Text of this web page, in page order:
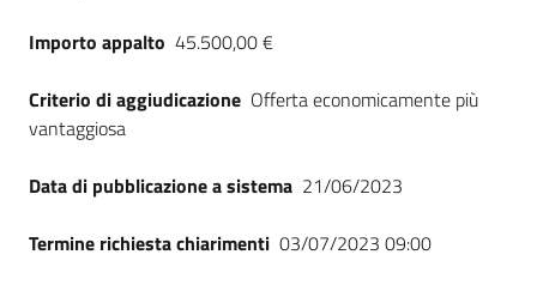
Importo appalto 45.500,00 €
Criterio di aggiudicazione Offerta economicamente più
vantaggiosa
Data di pubblicazione a sistema 21/06/2023
Termine richiesta chiarimenti 03/07/2023 09:00